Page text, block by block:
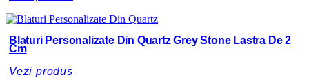
Blaturi Personalizate Din Quartz Grey Stone Lastra De 2
Cm
Vezi produs